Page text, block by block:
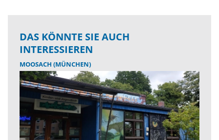
DAS KÖNNTE SIE AUCH
INTERESSIEREN
MOOSACH (MÜNCHEN)